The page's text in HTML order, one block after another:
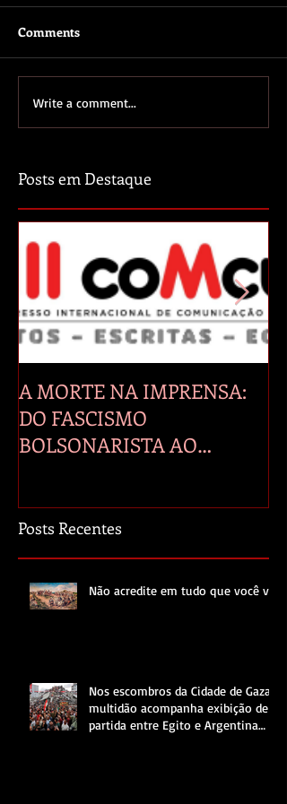
Comments
Write a comment...
Posts em Destaque
A MORTE NA IMPRENSA:
DO FASCISMO
BOLSONARISTA AO
Posts Recentes
Não acredite em tudo que você vê.
Nos escombros da Cidade de Gaza,
multidão acompanha exibição de
partida entre Egito e Argentina